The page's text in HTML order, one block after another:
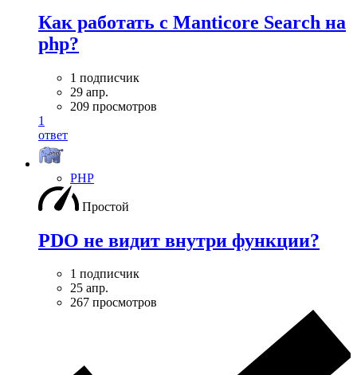
Как работать с Manticore Search на
php?
1 подписчик
29 апр.
209 просмотров
1
ответ
PHP
Простой
PDO не видит внутри функции?
1 подписчик
25 апр.
267 просмотров